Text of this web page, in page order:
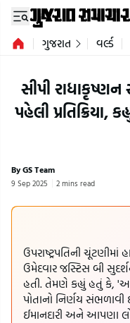
ગુજરાત વર્લ્ડ
સીપી રાધાકૃષ્ણન
પહેલી પ્રતિક્રિયા,
By GS Team
9 Sep 2025 2 mins read
ઉપરાષ્ટ્રપતિની ચૂંટણીમાં
ઉમેદવાર જસ્ટિસ બી
હતી. તેમણે કહ્યું હતું કે,
પોતાનો નિર્ણય
ઈમાનદારી અને આપણા